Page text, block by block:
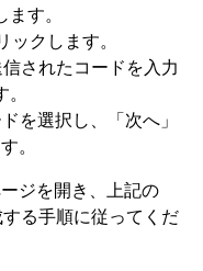
す。
ックします。
されたコードを入力
を選択し、「次へ」
。
ジを開き、上記の
る手順に従ってくだ